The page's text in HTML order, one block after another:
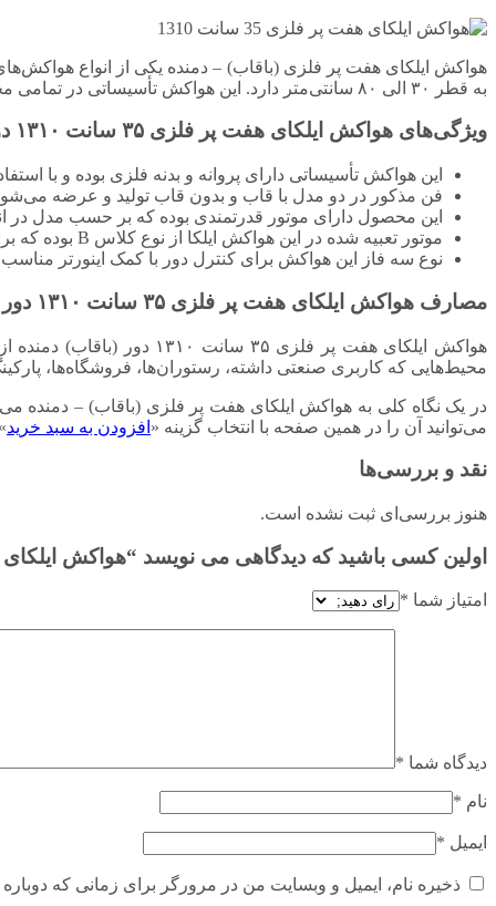
به قطر ۳۰ الی ۸۰ سانتی‌متر دارد. این هواکش تأسیساتی در تمامی محیط‌های صنعتی و تجاری به کار گرفته می‌شود و شما می‌توانید برای خرید آن در همین صفحه اقدام کنید.
ویژگی‌های هواکش ایلکای هفت پر فلزی ۳۵ سانت ۱۳۱۰ دور (باقاب) دمنده
این هواکش تأسیساتی دارای پروانه و بدنه فلزی بوده و با
فن مذکور در دو مدل با قاب و بدون قاب تولید و عرضه
این محصول دارای موتور قدرتمندی بوده که بر حسب مدل در انواع تک فاز و سه
موتور تعبیه شده در این هواکش ایلکا از نوع کلاس B بوده که برای محیط‌هایی با دمای حداکثر ۴۰ درجه سانتی‌گراد گزینه‌ای مناسب محسوب می‌شود؛
نوع سه فاز این هواکش برای کنترل دور با کمک اینورتر مناسب
مصارف هواکش ایلکای هفت پر فلزی ۳۵ سانت ۱۳۱۰ دور (باقاب) دمنده
هواکش ایلکای هفت پر
محیط‌هایی که کاربری صنعتی داشته، رستوران‌ها، فروشگاه‌ها،
در یک نگاه کلی به هواکش ایلکای هفت پر فلزی (باقاب) – دمنده
می‌توانید آن را در همین صفحه با انتخاب گزینه « افزودن به سبد خرید
نقد و بررسی‌ها
هنوز بررسی‌ای ثبت نشده است.
اولین کسی باشید که دیدگاهی می نویسد “هواکش ایلکای هفت پر فلزی ۳۵ سانت
امتیاز شما *
دیدگاه شما *
نام *
ایمیل *
ذخیره نام، ایمیل و وبسایت من در مرورگر برای زمانی که